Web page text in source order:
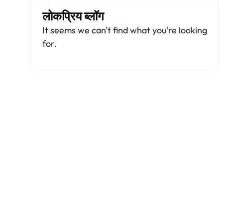
लोकप्रिय ब्लॉग
It seems we can't find what you're looking
for.